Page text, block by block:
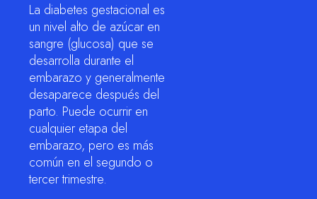
La diabetes gestacional es
un nivel alto de azúcar en
sangre (glucosa) que se
desarrolla durante el
embarazo y generalmente
desaparece después del
parto. Puede ocurrir en
cualquier etapa del
embarazo, pero es más
común en el segundo o
tercer trimestre.